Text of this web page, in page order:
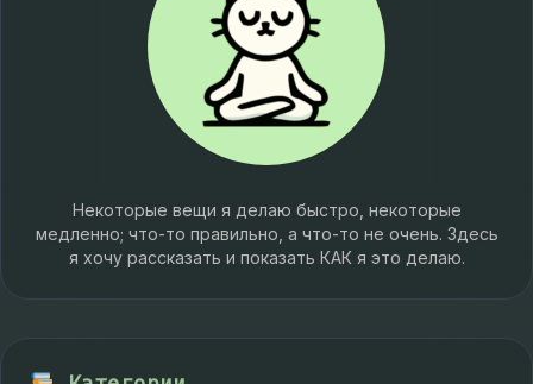
Некоторые вещи я делаю быстро, некоторые
медленно; что-то правильно, а что-то не очень. Здесь
я хочу рассказать и показать КАК я это делаю.